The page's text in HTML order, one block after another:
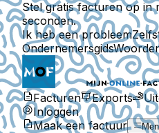
Stel gratis facturen op in
seconden.
Ik heb een probleem
Ondernemersgids
Facturen Exports
Inloggen
Maak een factuur